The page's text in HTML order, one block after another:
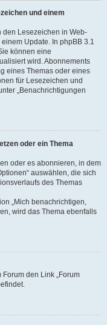
und einem
den Lesezeichen in Web-
Update. In phpBB 3.1
können eine
wird. Abonnements
eines Themas oder eines
für Lesezeichen und
„Benachrichtigungen
oder ein Thema
oder es abonnieren, in dem
auswählen, die sich
des Themas
„Mich benachrichtigen,
wird das Thema ebenfalls
den Link „Forum